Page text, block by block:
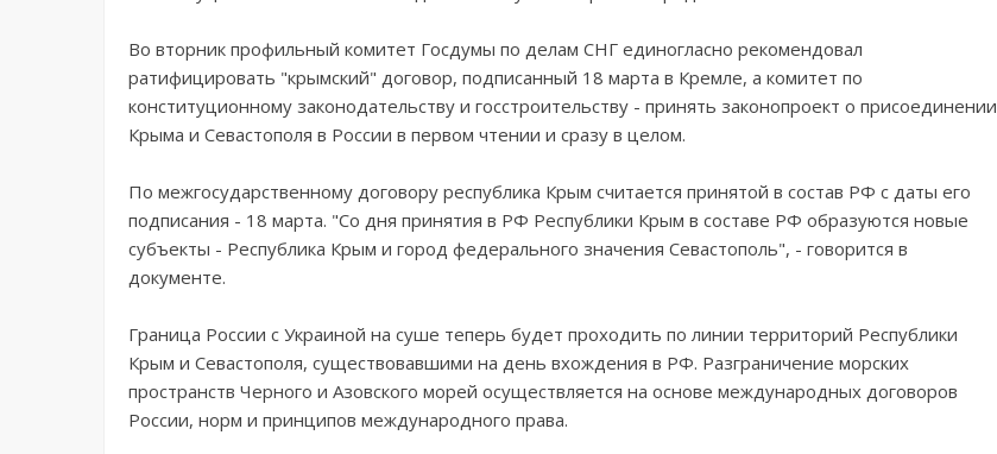
Во вторник профильный комитет Госдумы по делам СНГ единогласно рекомендовал
ратифицировать "крымский" договор, подписанный 18 марта в Кремле, а комитет по
конституционному законодательству и госстроительству - принять законопроект о присоединении
Крыма и Севастополя в России в первом чтении и сразу в целом.
По межгосударственному договору республика Крым считается принятой в состав РФ с даты его
подписания - 18 марта. "Со дня принятия в РФ Республики Крым в составе РФ образуются новые
субъекты - Республика Крым и город федерального значения Севастополь", - говорится в
документе.
Граница России с Украиной на суше теперь будет проходить по линии территорий Республики
Крым и Севастополя, существовавшими на день вхождения в РФ. Разграничение морских
пространств Черного и Азовского морей осуществляется на основе международных договоров
России, норм и принципов международного права.